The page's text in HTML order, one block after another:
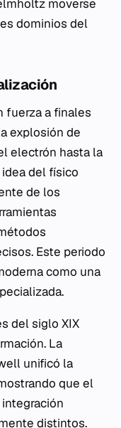
moverse
dominios del
fuerza a finales
explosión de
electrón hasta la
del físico
de los
Este periodo
como una
del siglo XIX
La
unificó la
que el
distintos.